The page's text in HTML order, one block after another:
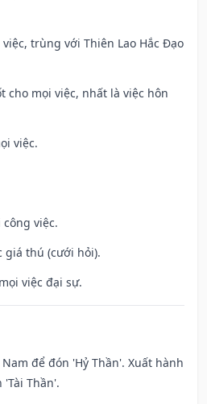
trùng với Thiên Lao Hắc Đạo
cho mọi việc, nhất là việc hôn
việc.
công việc.
giá thú (cưới hỏi).
việc đại sự.
để đón 'Hỷ Thần'. Xuất hành
'Tài Thần'.